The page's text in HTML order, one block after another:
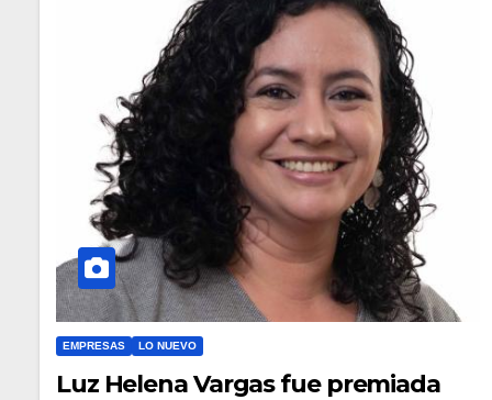
EMPRESAS LO NUEVO
Luz Helena Vargas fue premiada